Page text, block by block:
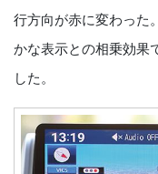
行方向が赤に変わった
かな表示との相乗効果
した。